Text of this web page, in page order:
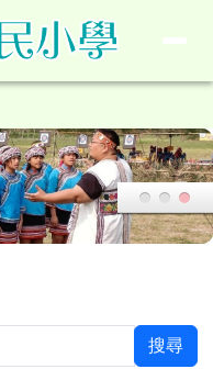
小學暨附設
搜尋